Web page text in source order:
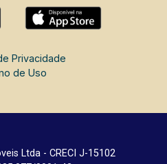
Privacidade
de Uso
Ltda - CRECI J-15102